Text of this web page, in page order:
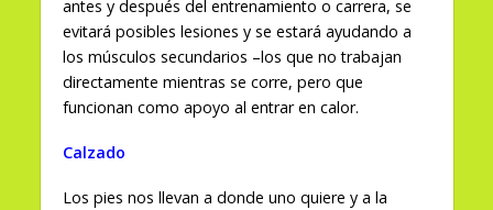
antes y después del entrenamiento o carrera, se
evitará posibles lesiones y se estará ayudando a
los músculos secundarios –los que no trabajan
directamente mientras se corre, pero que
funcionan como apoyo al entrar en calor.
Calzado
Los pies nos llevan a donde uno quiere y a la